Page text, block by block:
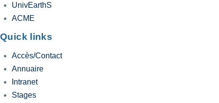
UnivEarthS
ACME
Quick links
Accès/Contact
Annuaire
Intranet
Stages